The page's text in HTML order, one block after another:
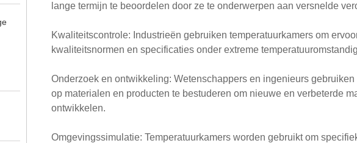
lange termijn te beoordelen door ze te onderwerpen aan versnelde
Kwaliteitscontrole: Industrieën gebruiken temperatuurkamers om
kwaliteitsnormen en specificaties onder extreme
Onderzoek en ontwikkeling: Wetenschappers en ingenieurs
op materialen en producten te bestuderen om nieuwe en verbeterde
ontwikkelen.
Omgevingssimulatie: Temperatuurkamers worden gebruikt om